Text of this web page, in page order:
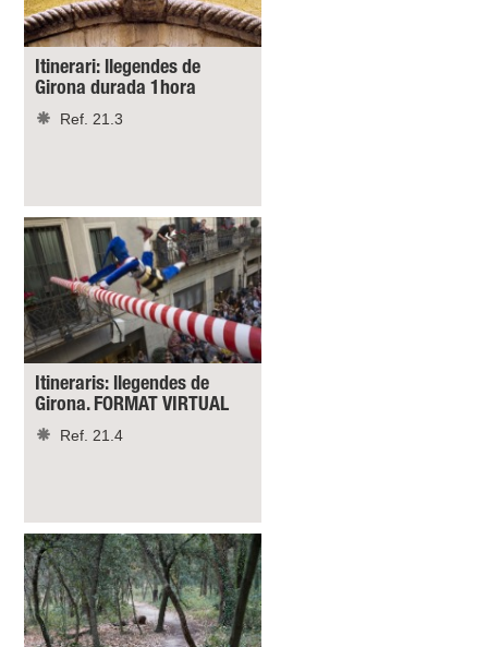
Itinerari: llegendes de
Girona durada 1hora
Ref. 21.3
Itineraris: llegendes de
Girona. FORMAT VIRTUAL
Ref. 21.4